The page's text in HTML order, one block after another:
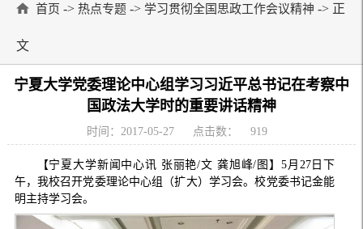
首页 -> 热点专题 -> 学习贯彻全国思政工作会议精神 -> 正
文
宁夏大学党委理论中心组学习习近平总书记在考察中
国政法大学时的重要讲话精神
时间：2017-05-27 点击数： 919
【宁夏大学新闻中心讯 张丽艳/文 龚旭峰/图】5月27日下
午，我校召开党委理论中心组（扩大）学习会。校党委书记金能
明主持学习会。